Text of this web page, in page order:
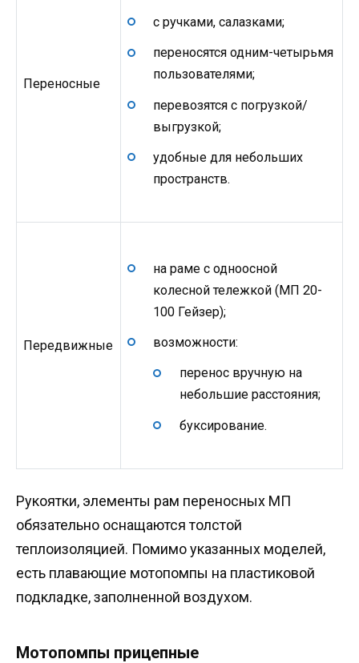
Переносные
с ручками, салазками;
переносятся одним-четырьмя
пользователями;
перевозятся с погрузкой/
выгрузкой;
удобные для небольших
пространств.
Передвижные
на раме с одноосной
колесной тележкой (МП 20-
100 Гейзер);
возможности:
перенос вручную на
небольшие расстояния;
буксирование.
Рукоятки, элементы рам переносных МП
обязательно оснащаются толстой
теплоизоляцией. Помимо указанных моделей,
есть плавающие мотопомпы на пластиковой
подкладке, заполненной воздухом.
Мотопомпы прицепные